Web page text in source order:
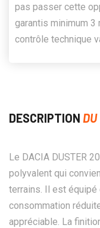
pas passer cette
garantis minimum 3
contrôle technique
DESCRIPTION
Le DACIA DUSTER
polyvalent qui
terrains. Il est équipé
consommation
appréciable. La